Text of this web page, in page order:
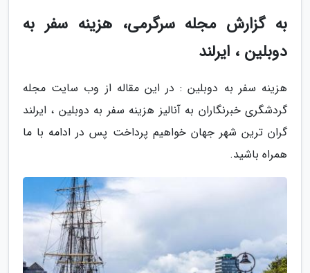
به گزارش مجله سرگرمی، هزینه سفر به
دوبلین ، ایرلند
هزینه سفر به دوبلین : در این مقاله از وب سایت مجله
گردشگری خبرنگاران به آنالیز هزینه سفر به دوبلین ، ایرلند
گران ترین شهر جهان خواهیم پرداخت پس در ادامه با ما
همراه باشید.